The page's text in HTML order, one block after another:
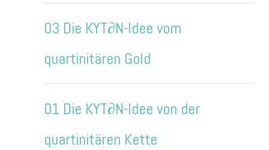
03 Die KYT∂N-Idee vom
quartinitären Gold
01 Die KYT∂N-Idee von der
quartinitären Kette